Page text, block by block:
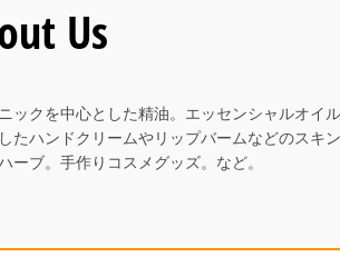
Us
ックを中心とした精油。エッセンシャルオイル
たハンドクリームやリップバームなどのスキン
ーブ。手作りコスメグッズ。など。